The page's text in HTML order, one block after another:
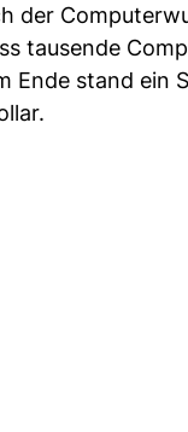
der
tausende
Ende stand ein